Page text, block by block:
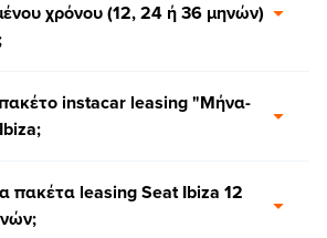
χρόνου (12, 24 ή 36 μηνών)
πακέτο instacar leasing "Μήνα-
πακέτα leasing Seat Ibiza 12